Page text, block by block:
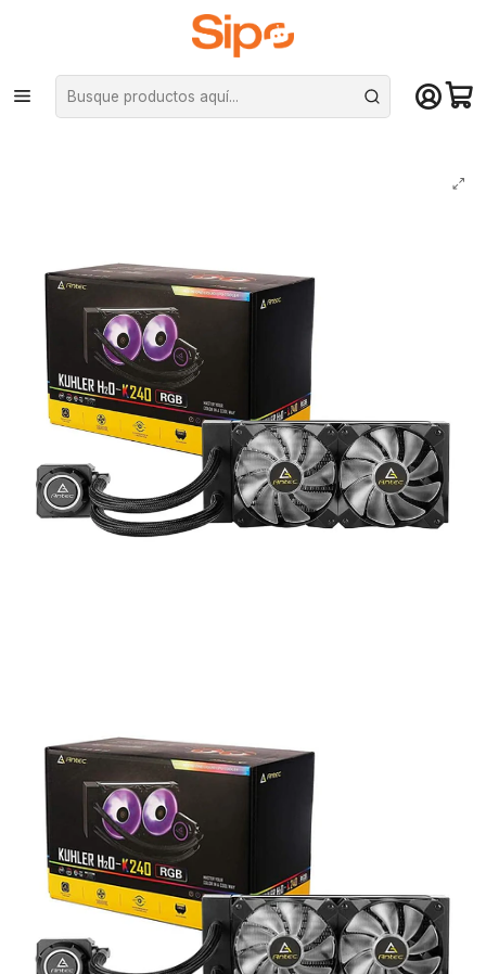
¡Compra hasta mediodía y recibe hoy! De lunes a sábado en el gran
Santiago. Envío gratis desde $29.990
Inicio Componentes PC Cooler CPU Refrigeración líquida
Refrigeración Líquida Antec Kühler H2O K240 RGB - Intel/AMD, PWM,
120mm x2, PTFE